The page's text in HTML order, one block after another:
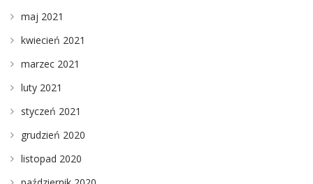
maj 2021
kwiecień 2021
marzec 2021
luty 2021
styczeń 2021
grudzień 2020
listopad 2020